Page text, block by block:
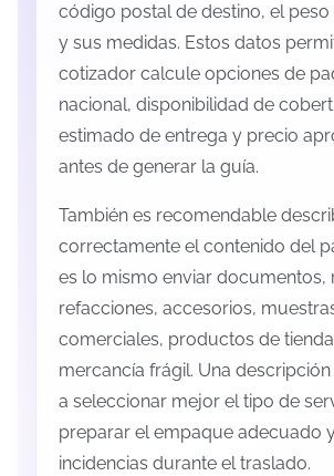
código postal de destino, el
y sus medidas. Estos datos
cotizador calcule opciones de
nacional, disponibilidad de
estimado de entrega y precio
antes de generar la guía.
También es recomendable
correctamente el contenido del
es lo mismo enviar documentos,
refacciones, accesorios,
comerciales, productos de
mercancía frágil. Una
a seleccionar mejor el tipo de
preparar el empaque adecuado
incidencias durante el traslado.